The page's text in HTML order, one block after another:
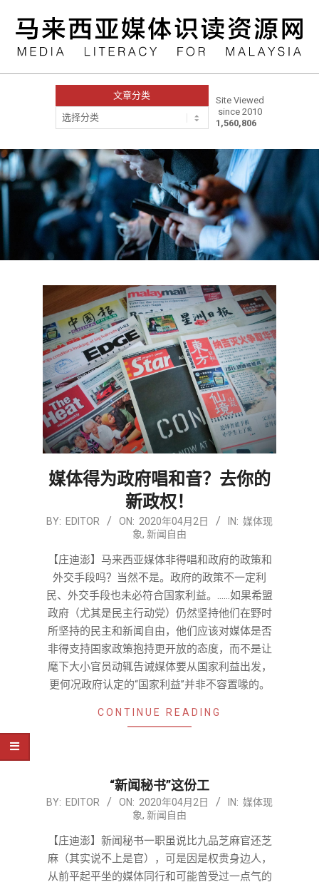
content
文章分类
文
章
类
Site Viewed
since 2010
1,560,806
Primary
Navigation
Menu
媒体得为政府唱和音？去你的
新政权！
2020-
BY: EDITOR ON: 2020年04月2日 IN: 媒体现
象, 新闻自由
【庄迪澎】马来西亚媒体非得唱和政府的政策和
外交手段吗？当然不是。政府的政策不一定利
民、外交手段也未必符合国家利益。……如果希盟
政府（尤其是民主行动党）仍然坚持他们在野时
所坚持的民主和新闻自由，他们应该对媒体是否
非得支持国家政策抱持更开放的态度，而不是让
麾下大小官员动辄告诫媒体要从国家利益出发，
更何况政府认定的“国家利益”并非不容置喙的。
CONTINUE READING
“新闻秘书”这份工
2020-
BY: EDITOR ON: 2020年04月2日 IN: 媒体现
象, 新闻自由
【庄迪澎】新闻秘书一职虽说比九品芝麻官还芝
麻（其实说不上是官），可是因是权贵身边人，
从前平起平坐的媒体同行和可能曾受过一点气的